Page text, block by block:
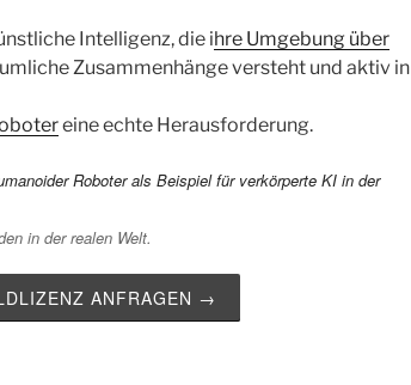
Intelligenz, die ihre Umgebung über
Zusammenhänge versteht und aktiv in
eine echte Herausforderung.
in der realen Welt.
ANFRAGEN →